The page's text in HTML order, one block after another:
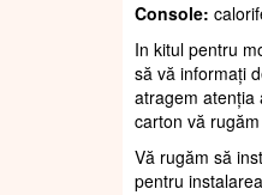
Console:
In kitul pentru
să vă informați
atragem atenția
carton vă
Vă rugăm să
pentru